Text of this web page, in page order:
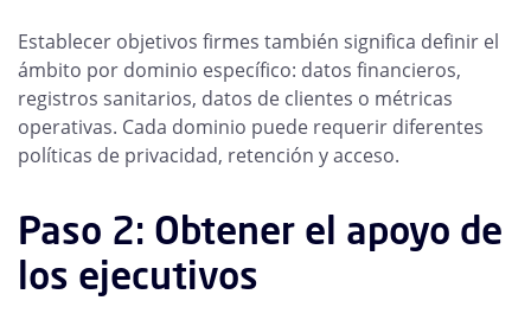
Establecer objetivos firmes también significa definir el
ámbito por dominio específico: datos financieros,
registros sanitarios, datos de clientes o métricas
operativas. Cada dominio puede requerir diferentes
políticas de privacidad, retención y acceso.
Paso 2: Obtener el apoyo de
los ejecutivos